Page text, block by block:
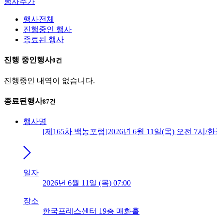
행사전체
진행중인 행사
종료된 행사
진행 중인행사0건
진행중인 내역이 없습니다.
종료된 행사87건
행사명
[제165차 백농포럼]2026년 6월 11일(목) 오전 7시/
일자
2026년 6월 11일 (목) 07:00
장소
한국프레스센터 19층 매화홀